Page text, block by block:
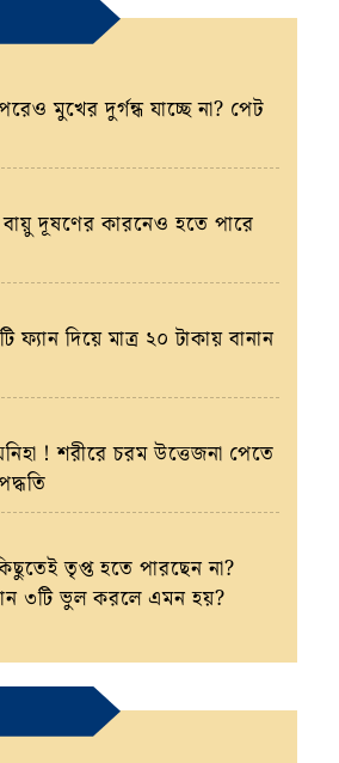
মুখের দুর্গন্ধ যাচ্ছে না? পেট
দূষণের কারনেও হতে পারে
দিয়ে মাত্র ২০ টাকায় বানান
! শরীরে চরম উত্তেজনা পেতে
তৃপ্ত হতে পারছেন না?
৩টি ভুল করলে এমন হয়?